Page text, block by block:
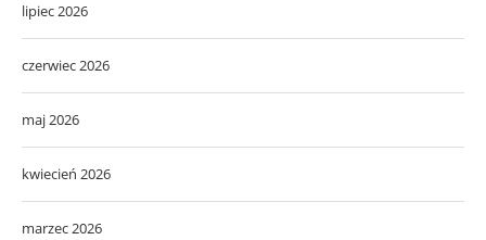
lipiec 2026
czerwiec 2026
maj 2026
kwiecień 2026
marzec 2026